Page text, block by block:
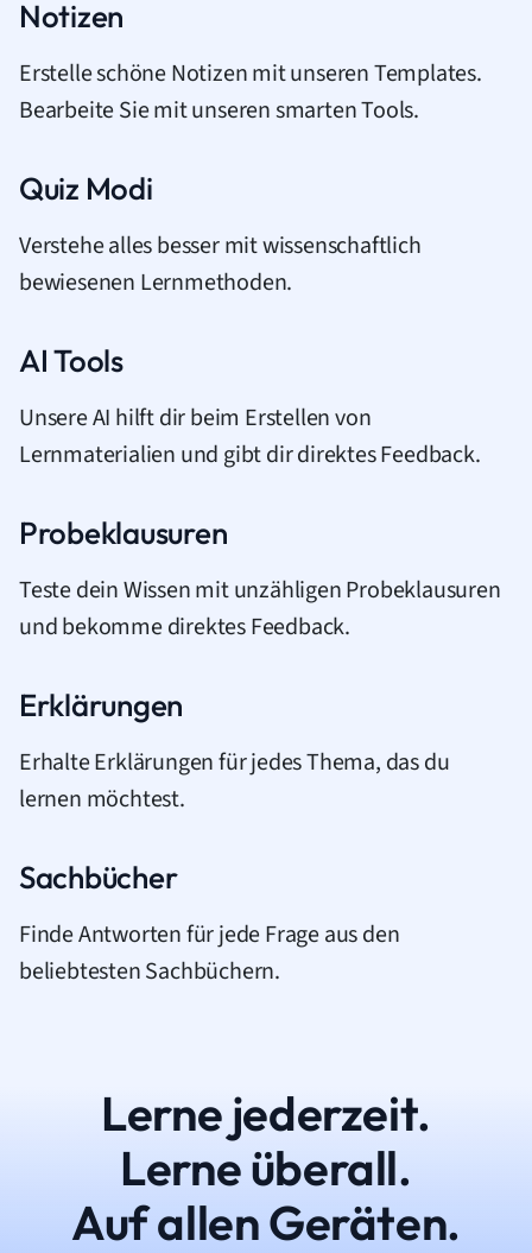
Notizen
Erstelle schöne Notizen mit unseren Templates.
Bearbeite Sie mit unseren smarten Tools.
Quiz Modi
Verstehe alles besser mit wissenschaftlich
bewiesenen Lernmethoden.
AI Tools
Unsere AI hilft dir beim Erstellen von
Lernmaterialien und gibt dir direktes Feedback.
Probeklausuren
Teste dein Wissen mit unzähligen Probeklausuren
und bekomme direktes Feedback.
Erklärungen
Erhalte Erklärungen für jedes Thema, das du
lernen möchtest.
Sachbücher
Finde Antworten für jede Frage aus den
beliebtesten Sachbüchern.
Lerne jederzeit.
Lerne überall.
Auf allen Geräten.